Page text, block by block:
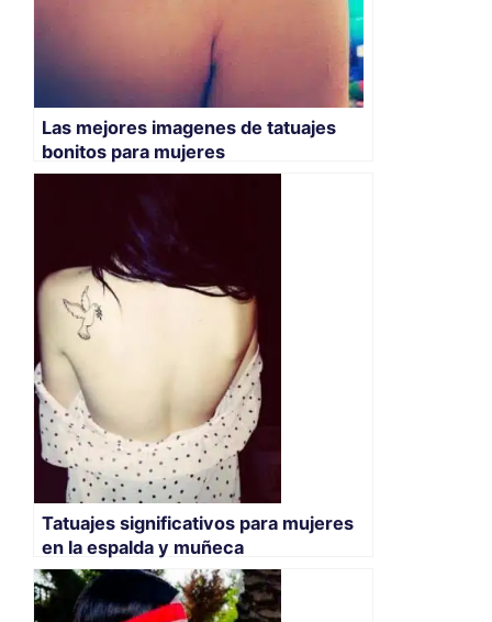
Las mejores imagenes de tatuajes
bonitos para mujeres
Tatuajes significativos para mujeres
en la espalda y muñeca